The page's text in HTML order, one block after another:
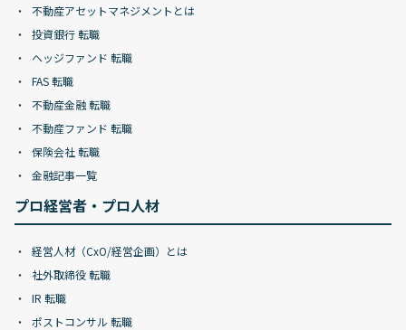
不動産アセットマネジメントとは
投資銀行 転職
ヘッジファンド 転職
FAS 転職
不動産金融 転職
不動産ファンド 転職
保険会社 転職
金融記事一覧
プロ経営者・プロ人材
経営人材（CxO/経営企画）とは
社外取締役 転職
IR 転職
ポストコンサル 転職